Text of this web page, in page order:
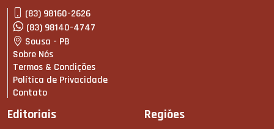
(83) 98160-2626
(83) 98140-4747
Sousa - PB
Sobre Nós
Termos & Condições
Política de Privacidade
Contato
Editoriais Regiões